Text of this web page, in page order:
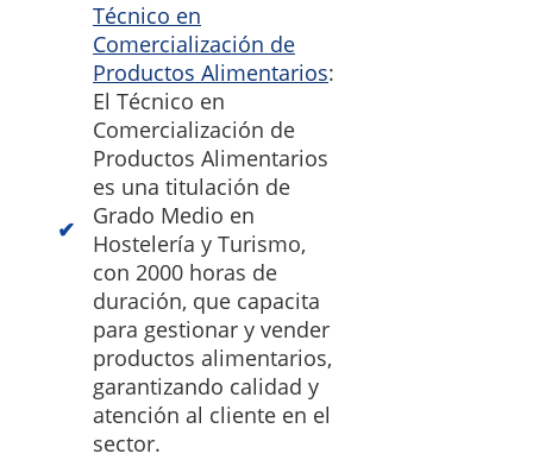
Técnico en
Comercialización de
Productos Alimentarios:
El Técnico en
Comercialización de
Productos Alimentarios
es una titulación de
Grado Medio en
Hostelería y Turismo,
con 2000 horas de
duración, que capacita
para gestionar y vender
productos alimentarios,
garantizando calidad y
atención al cliente en el
sector.